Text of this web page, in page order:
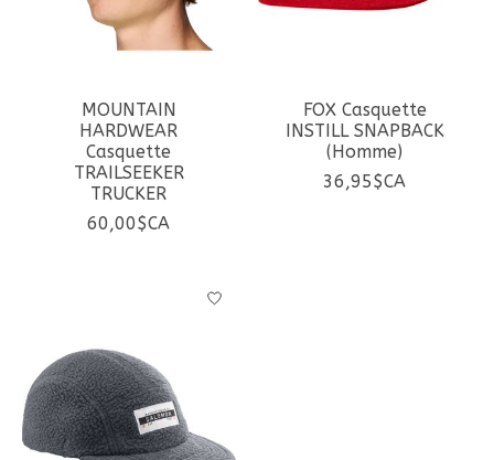
MOUNTAIN
HARDWEAR
Casquette
TRAILSEEKER
TRUCKER
60,00$CA
FOX Casquette
INSTILL SNAPBACK
(Homme)
36,95$CA